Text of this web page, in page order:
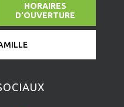
HORAIRES
D'OUVERTURE